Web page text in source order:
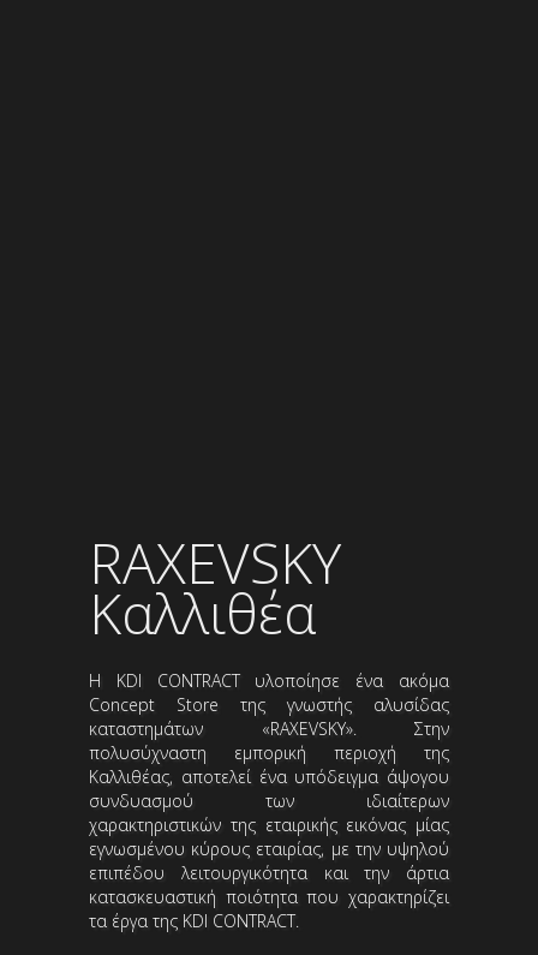
RAXEVSKY
Καλλιθέα
Η KDI CONTRACT υλοποίησε ένα ακόμα
Concept Store της γνωστής αλυσίδας
καταστημάτων «RAXEVSKY». Στην
πολυσύχναστη εμπορική περιοχή της
Καλλιθέας, αποτελεί ένα υπόδειγμα άψογου
συνδυασμού των ιδιαίτερων
χαρακτηριστικών της εταιρικής εικόνας μίας
εγνωσμένου κύρους εταιρίας, με την υψηλού
επιπέδου λειτουργικότητα και την άρτια
κατασκευαστική ποιότητα που χαρακτηρίζει
τα έργα της KDI CONTRACT.